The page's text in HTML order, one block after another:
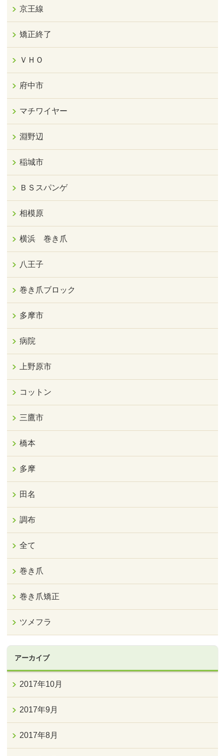
京王線
矯正終了
ＶＨＯ
府中市
マチワイヤー
淵野辺
稲城市
ＢＳスパンゲ
相模原
横浜 巻き爪
八王子
巻き爪ブロック
多摩市
病院
上野原市
コットン
三鷹市
橋本
多摩
田名
調布
全て
巻き爪
巻き爪矯正
ツメフラ
アーカイブ
2017年10月
2017年9月
2017年8月